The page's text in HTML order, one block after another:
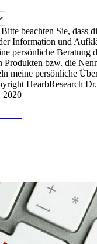
beachten Sie, dass
Information und
persönliche Beratung
Produkten bzw. die
meine persönliche
HearbResearch
2020 |